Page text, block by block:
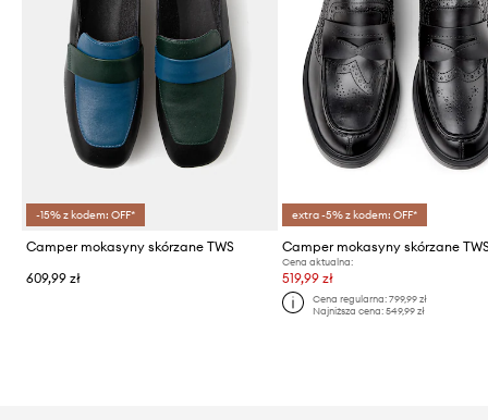
-15% z kodem: OFF*
Camper mokasyny skórzane TWS
609,99 zł
extra -5% z kodem: OFF*
Camper mokasyny skórzane
Cena aktualna:
519,99 zł
Cena regularna: 799,99 zł
Najniższa cena: 549,99 zł